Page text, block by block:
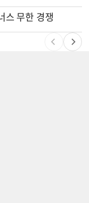
무한 경쟁